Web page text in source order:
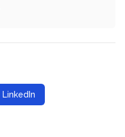
LinkedIn